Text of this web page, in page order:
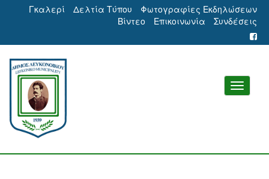
Γκαλερί Δελτία Τύπου
Φωτογραφίες Εκδηλώσεων
Βίντεο
Επικοινωνία Συνδέσεις